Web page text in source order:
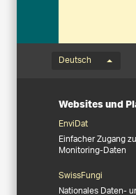
Deutsch
Websites und
EnviDat
Einfacher Zugang
Monitoring-Daten
SwissFungi
Nationales Daten-